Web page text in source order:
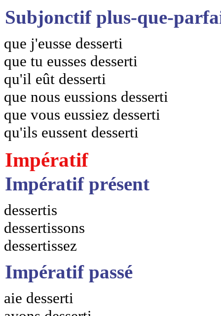
Subjonctif plus-que-
que j'eusse desserti
que tu eusses desserti
qu'il eût desserti
que nous eussions desserti
que vous eussiez desserti
qu'ils eussent desserti
Impératif
Impératif présent
dessertis
dessertissons
dessertissez
Impératif passé
aie desserti